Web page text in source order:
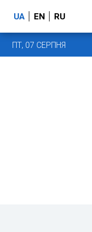
UA EN RU
ПТ, 07 СЕРПНЯ